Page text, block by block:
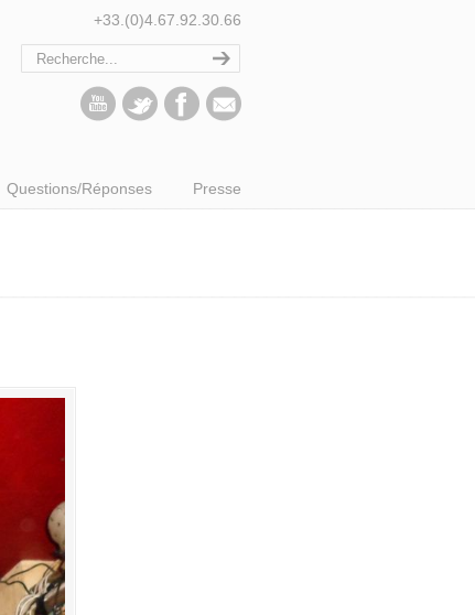
+33.(0)4.67.92.30.66
Questions/Réponses Presse